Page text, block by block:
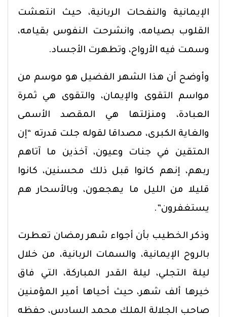
الإيمانية والنفحات الربانية، حيث انتعشت
القلوب بصيامه، وانشرحت النفوس بقيامه،
وسمت فيه الأرواح، وتطهرت الأجساد.
وأوضح أن هذا الشهر الفضيل هو موسم من
مواسم التقوى والإيمان، والتقوى هي ثمرة
العبادة، ومنزلتها هي المقصد الأسمى
والغاية الكبرى، مصداقا لقوله جلت قدرته “إن
المتقين في جنات وعيون، آخذين ما آتاهم
ربهم، إنهم كانوا قبل ذلك محسنين، كانوا
قليلا من الليل ما يهجعون، وبالأسحار هم
يستغفرون”.
وذكر الخطيب بأن أجواء شهر رمضان تعطرت
بالروح الإيمانية، والسمات الربانية، من خلال
ليلة التجلي، ليلة القدر المباركة، التي فاق
خيرها ألف شهر، حيث أحياها أمير المؤمنين
صاحب الجلالة الملك محمد السادس، حفظه